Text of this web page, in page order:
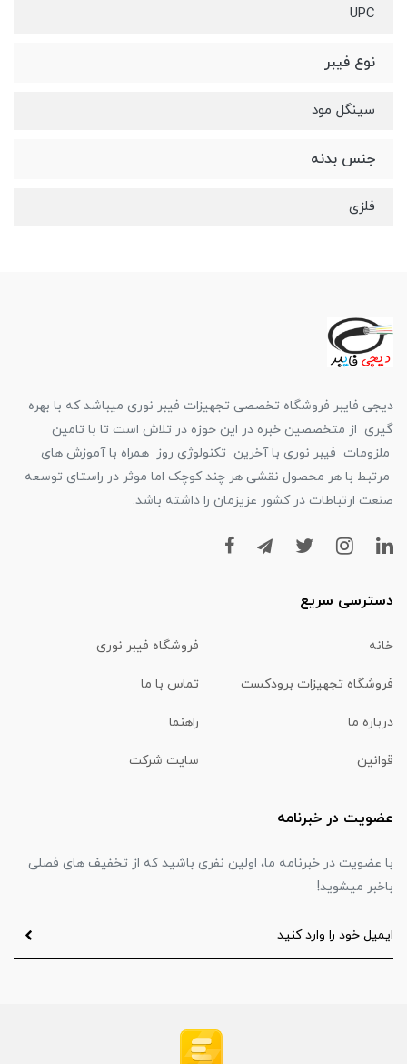
UPC
نوع فیبر
سینگل مود
جنس بدنه
فلزی
دیجی فایبر فروشگاه تخصصی تجهیزات فیبر نوری میباشد که با بهره
گیری از متخصصین خبره در این حوزه در تلاش است تا با تامین
ملزومات فیبر نوری با آخرین تکنولوژی روز همراه با آموزش های
مرتبط با هر محصول نقشی هر چند کوچک اما موثر در راستای توسعه
صنعت ارتباطات در کشور عزیزمان را داشته باشد.
دسترسی سریع
خانه فروشگاه فیبر نوری
فروشگاه تجهیزات برودکست تماس با ما
درباره ما راهنما
قوانین سایت شرکت
عضویت در خبرنامه
با عضویت در خبرنامه ما، اولین نفری باشید که از تخفیف های فصلی
باخبر میشوید!